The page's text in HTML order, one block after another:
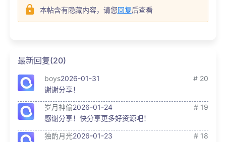
本帖含有隐藏内容，请您回复后查看
最新回复(20)
boys2026-01-31
# 20
谢谢分享！
岁月神偷2026-01-24
# 19
感谢分享！快分享更多好资源吧！
独酌月光2026-01-23
# 18